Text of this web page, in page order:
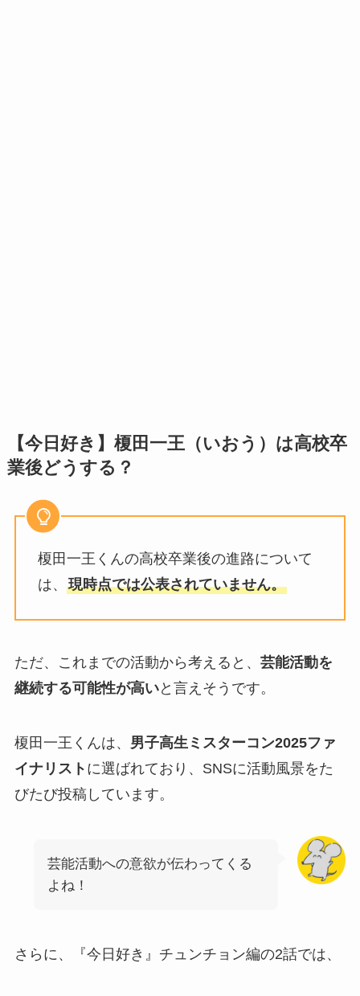
【今日好き】榎田一王（いおう）は高校卒
業後どうする？
榎田一王くんの高校卒業後の進路について
は、 現時点では公表されていません。
ただ、これまでの活動から考えると、 芸能活動を
継続する可能性が高いと言えそうです。
榎田一王くんは、 男子高生ミスターコン2025ファ
イナリスト に選ばれており、SNSに活動風景をた
びたび投稿しています。
芸能活動への意欲が伝わってくる
よね！
さらに、『今日好き』チュンチョン編の2話では、